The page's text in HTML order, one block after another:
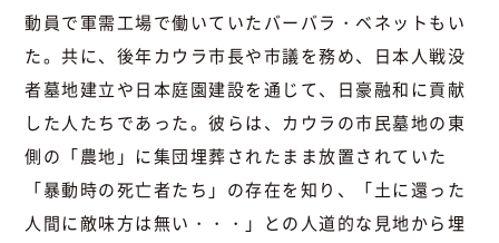
動員で軍需工場で働いていたバーバラ・ベネットもい
た。共に、後年カウラ市長や市議を務め、日本人戦没
者墓地建立や日本庭園建設を通じて、日豪融和に貢献
した人たちであった。彼らは、カウラの市民墓地の東
側の「農地」に集団埋葬されたまま放置されていた
「暴動時の死亡者たち」の存在を知り、「土に還った
人間に敵味方は無い・・・」との人道的な見地から埋